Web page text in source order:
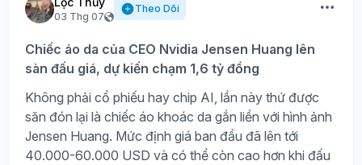
03 Thg 07
Theo Dõi
Chiếc áo da của CEO Nvidia Jensen Huang lên
sàn đấu giá, dự kiến chạm 1,6 tỷ đồng
Không phải cổ phiếu hay chip AI, lần này thứ được
săn đón lại là chiếc áo khoác da gắn liền với hình ảnh
Jensen Huang. Mức định giá ban đầu đã lên tới
40.000-60.000 USD và có thể còn cao hơn khi đấu